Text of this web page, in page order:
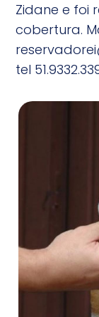
Zidane e foi
cobertura.
tel